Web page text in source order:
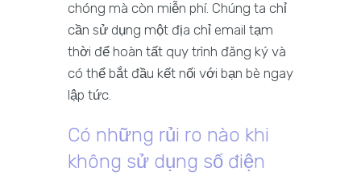
chóng mà còn miễn phí. Chúng ta chỉ
cần sử dụng một địa chỉ email tạm
thời để hoàn tất quy trình đăng ký và
có thể bắt đầu kết nối với bạn bè ngay
lập tức.
Có những rủi ro nào khi
không sử dụng số điện